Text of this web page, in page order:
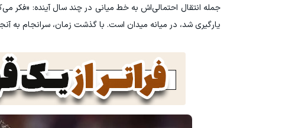
جمله انتقال احتمالی‌اش به خط میانی در چند سال آینده:
یارگیری شد، در میانه میدان است. با گذشت زمان، سرانجام به